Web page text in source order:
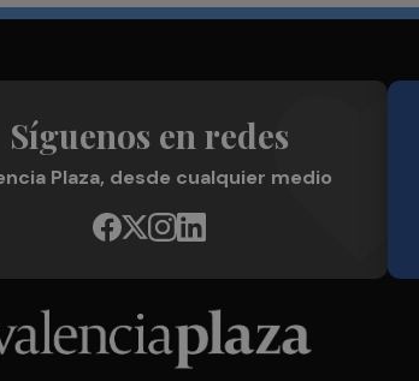
Síguenos en redes
Plaza, desde cualquier medio